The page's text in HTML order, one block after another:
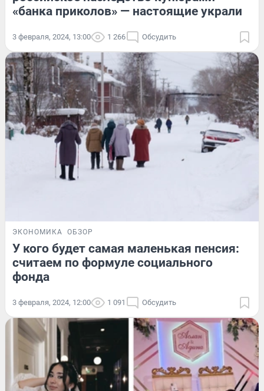
«банка приколов» — настоящие украли
3 февраля, 2024, 13:00 1 266 Обсудить
ЭКОНОМИКА ОБЗОР
У кого будет самая маленькая пенсия:
считаем по формуле социального
фонда
3 февраля, 2024, 12:00 1 091 Обсудить